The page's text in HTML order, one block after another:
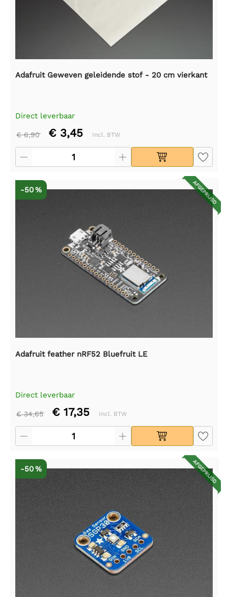
Adafruit Geweven geleidende stof - 20 cm vierkant
Direct leverbaar
€ 6,90 € 3,45 Incl. BTW
AFGEPRIJSD
-50 %
Adafruit feather nRF52 Bluefruit LE
Direct leverbaar
€ 34,65 € 17,35 Incl. BTW
AFGEPRIJSD
-50 %